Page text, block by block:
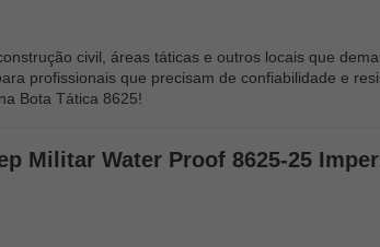
civil, áreas táticas e outros locais que
profissionais que precisam de confiabilidade e
Bota Tática 8625!
Militar Water Proof 8625-25